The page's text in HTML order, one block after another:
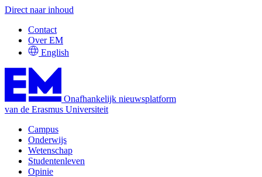
Direct naar inhoud
Contact
Over EM
English
Onafhankelijk nieuwsplatform
van de Erasmus Universiteit
Campus
Onderwijs
Wetenschap
Studentenleven
Opinie